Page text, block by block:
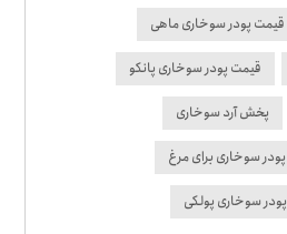
قیمت پودر سوخاری ماهی
قیمت پودر سوخاری پانکو
پخش آرد سوخاری
پودر سوخاری برای مرغ
پودر سوخاری پولکی